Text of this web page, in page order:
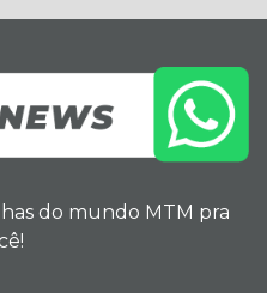
do mundo MTM pra